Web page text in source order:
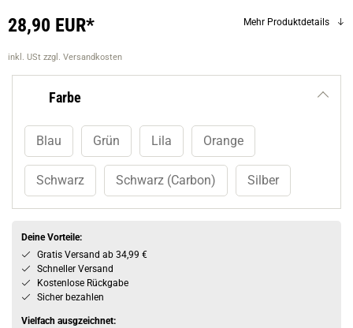
28,90 EUR*
inkl. USt zzgl. Versandkosten
Mehr Produktdetails
Farbe
Blau Grün Lila Orange
Schwarz Schwarz (Carbon) Silber
Deine Vorteile:
Gratis Versand ab 34,99 €
Schneller Versand
Kostenlose Rückgabe
Sicher bezahlen
Vielfach ausgzeichnet: